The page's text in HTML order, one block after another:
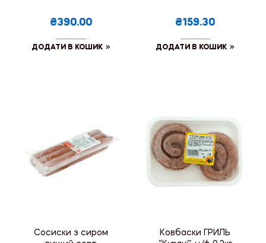
₴390.00
ДОДАТИ В КОШИК
₴159.30
ДОДАТИ В КОШИК
Сосиски з сиром
Ковбаски ГРИЛЬ